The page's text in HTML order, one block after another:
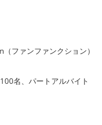
ァンファンクション）
名、パートアルバイト